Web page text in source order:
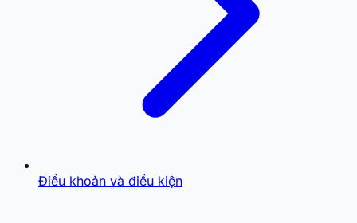
Điều khoản và điều kiện